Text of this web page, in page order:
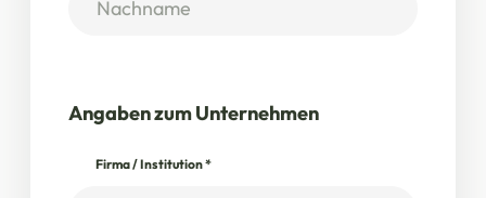
Angaben zum Unternehmen
Firma / Institution*